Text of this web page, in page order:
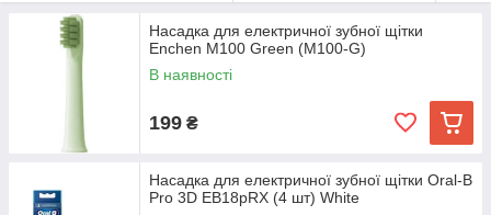
Насадка для електричної зубної щітки
Enchen M100 Green (M100-G)
В наявності
199 ₴
Насадка для електричної зубної щітки Oral-B
Pro 3D EB18pRX (4 шт) White